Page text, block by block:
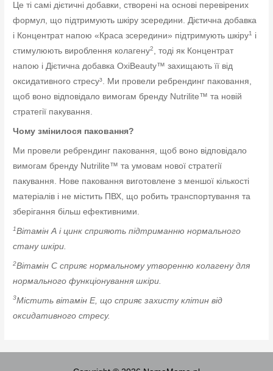
Це ті самі дієтичні добавки, створені на основі перевірених
формул, що підтримують шкіру зсередини. Дієтична добавка
і Концентрат напою «Краса зсередини» підтримують шкіру1 і
стимулюють вироблення колагену2, тоді як Концентрат
напою і Дієтична добавка OxiBeauty™ захищають її від
оксидативного стресу³. Ми провели ребрендинг паковання,
щоб воно відповідало вимогам бренду Nutrilite™ та новій
стратегії пакування.
Чому змінилося паковання?
Ми провели ребрендинг паковання, щоб воно відповідало
вимогам бренду Nutrilite™ та умовам нової стратегії
пакування. Нове паковання виготовлене з меншої кількості
матеріалів і не містить ПВХ, що робить транспортування та
зберігання більш ефективними.
1Вітамін А і цинк сприяють підтриманню нормального
стану шкіри.
2Вітамін C сприяє нормальному утворенню колагену для
нормального функціонування шкіри.
3Містить вітамін Е, що сприяє захисту клітин від
оксидативного стресу.